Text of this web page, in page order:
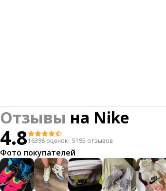
Отзывы на Nike
4.816398 оценок · 5195 отзывов
Фото покупателей